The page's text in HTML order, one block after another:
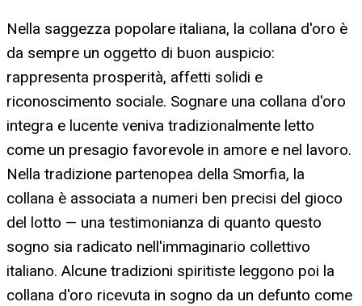
Nella saggezza popolare italiana, la collana d'oro è
da sempre un oggetto di buon auspicio:
rappresenta prosperità, affetti solidi e
riconoscimento sociale. Sognare una collana d'oro
integra e lucente veniva tradizionalmente letto
come un presagio favorevole in amore e nel lavoro.
Nella tradizione partenopea della Smorfia, la
collana è associata a numeri ben precisi del gioco
del lotto — una testimonianza di quanto questo
sogno sia radicato nell'immaginario collettivo
italiano. Alcune tradizioni spiritiste leggono poi la
collana d'oro ricevuta in sogno da un defunto come